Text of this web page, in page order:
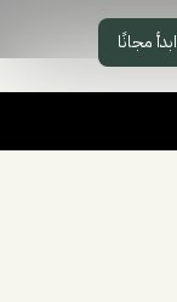
ابدأ مجانًا